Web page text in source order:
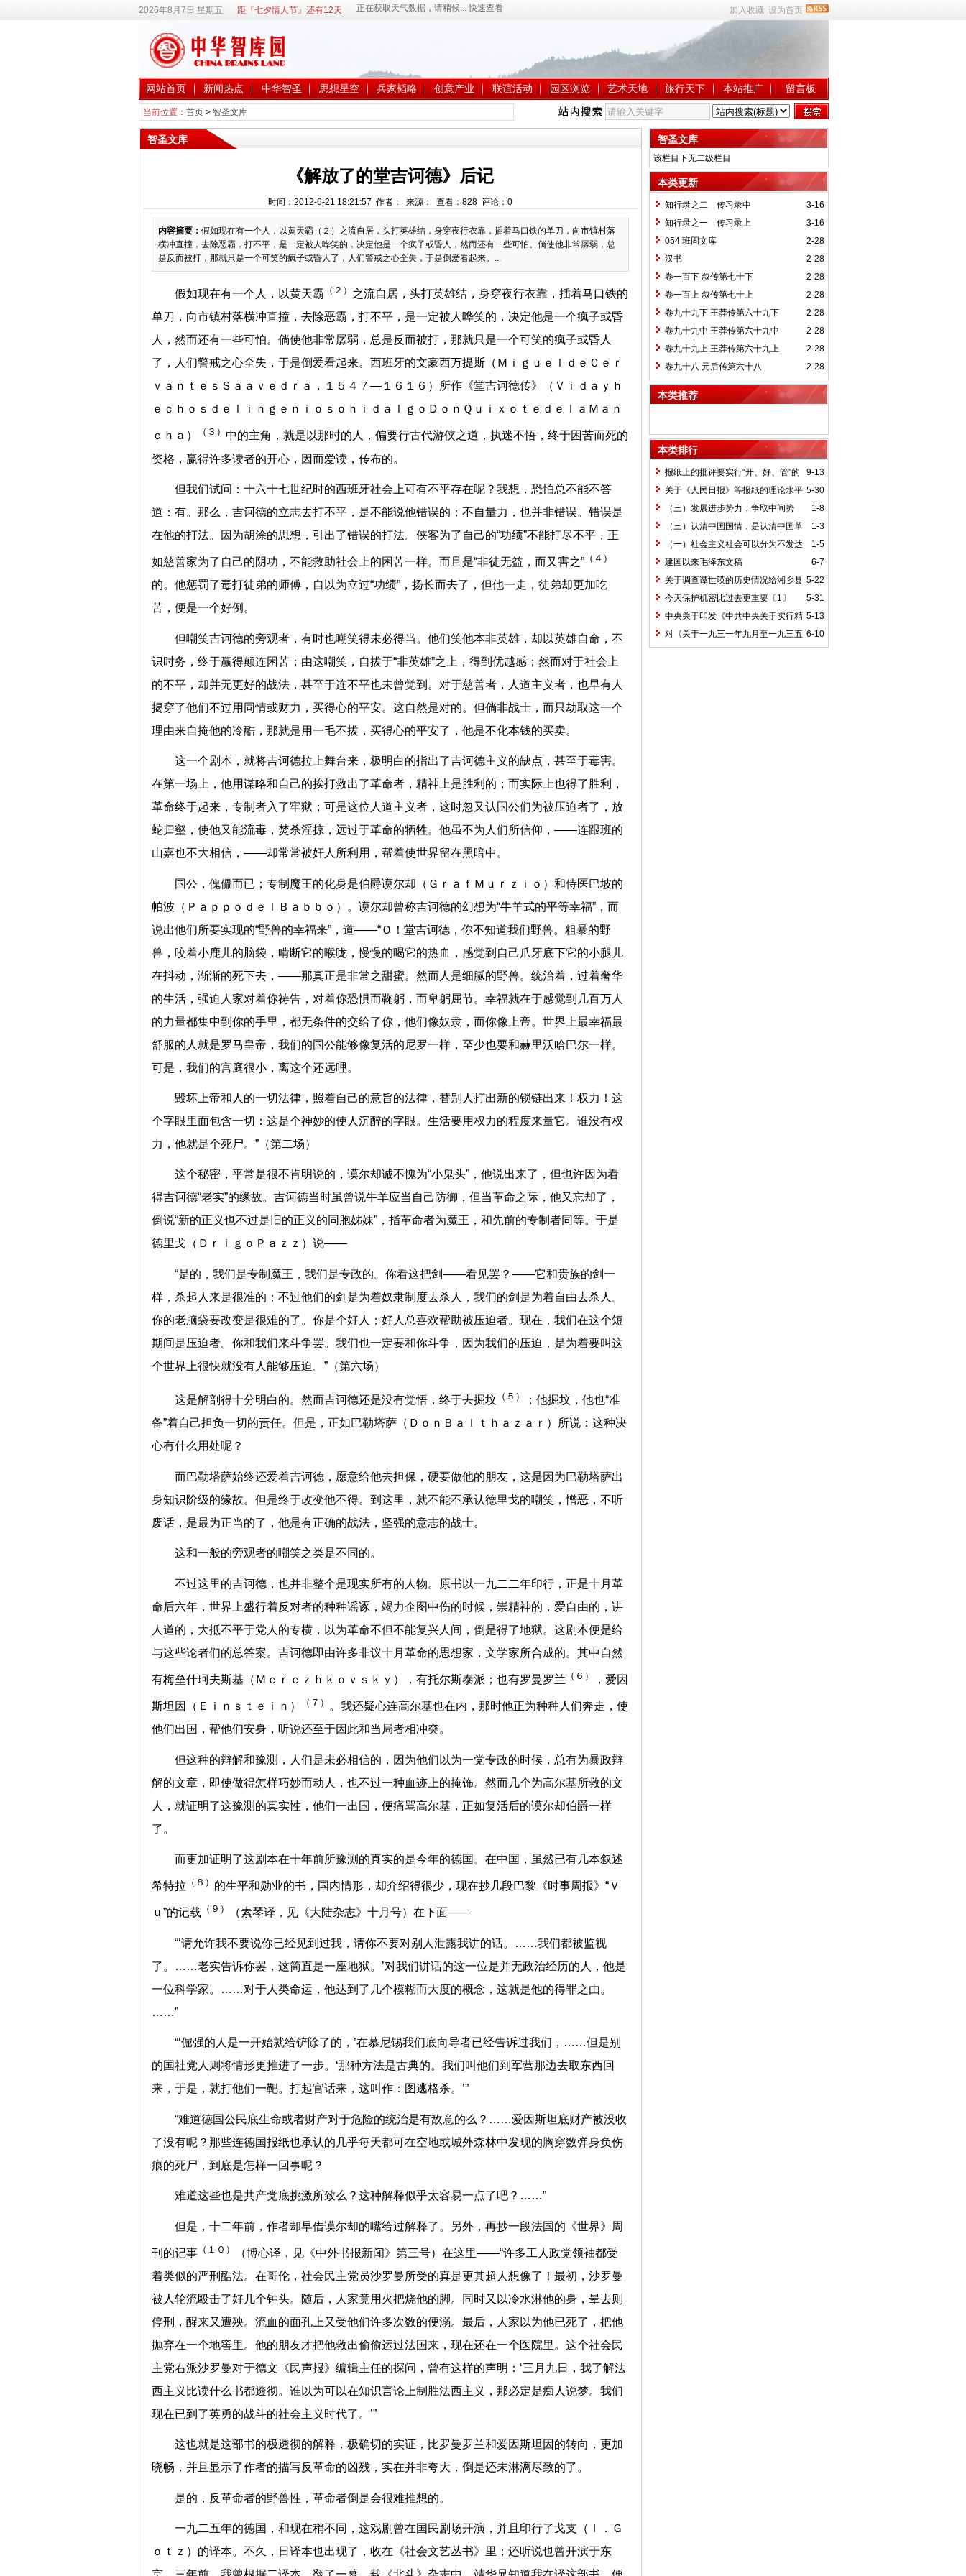
2026年8月7日 星期五 距『七夕情人节』还有12天 加入收藏 设为首页
网站首页 新闻热点 中华智圣 思想星空 兵家韬略 创意产业 联谊活动 园区浏览 艺术天地 旅行天下 本站推广 留言板
当前位置： 首页> 智圣文库
智圣文库
《解放了的堂吉诃德》后记
时间：2012-6-21 18:21:57 作者： 来源： 查看： 828评论： 0
内容摘要： 假如现在有一个人，以黄天霸（２）之流自居，头打英雄结，身穿夜行衣靠，插着马口铁的单刀，向市镇村落
横冲直撞，去除恶霸，打不平，是一定被人哗笑的，决定他是一个疯子或昏人，然而还有一些可怕。倘使他非常孱弱，总
是反而被打，那就只是一个可笑的疯子或昏人了，人们警戒之心全失，于是倒爱看起来。...
假如现在有一个人，以黄天霸 （２） 之流自居，头打英雄结，身穿夜行衣靠，插着马口铁的
单刀，向市镇村落横冲直撞，去除恶霸，打不平，是一定被人哗笑的，决定他是一个疯子或昏
人，然而还有一些可怕。倘使他非常孱弱，总是反而被打，那就只是一个可笑的疯子或昏人
了，人们警戒之心全失，于是倒爱看起来。西班牙的文豪西万提斯（ＭｉｇｕｅｌｄｅＣｅｒ
ｖａｎｔｅｓＳａａｖｅｄｒａ，１５４７—１６１６）所作《堂吉诃德传》（Ｖｉｄａｙｈ
ｅｃｈｏｓｄｅｌｉｎｇｅｎｉｏｓｏｈｉｄａｌｇｏＤｏｎＱｕｉｘｏｔｅｄｅｌａＭａｎ
ｃｈａ） （３） 中的主角，就是以那时的人，偏要行古代游侠之道，执迷不悟，终于困苦而死的
资格，赢得许多读者的开心，因而爱读，传布的。
但我们试问：十六十七世纪时的西班牙社会上可有不平存在呢？我想，恐怕总不能不答
道：有。那么，吉诃德的立志去打不平，是不能说他错误的；不自量力，也并非错误。错误是
在他的打法。因为胡涂的思想，引出了错误的打法。侠客为了自己的“功绩”不能打尽不平，正
如慈善家为了自己的阴功，不能救助社会上的困苦一样。而且是“非徒无益，而又害之”（４）
的。他惩罚了毒打徒弟的师傅，自以为立过“功绩”，扬长而去了，但他一走，徒弟却更加吃
苦，便是一个好例。
但嘲笑吉诃德的旁观者，有时也嘲笑得未必得当。他们笑他本非英雄，却以英雄自命，不
识时务，终于赢得颠连困苦；由这嘲笑，自拔于“非英雄”之上，得到优越感；然而对于社会上
的不平，却并无更好的战法，甚至于连不平也未曾觉到。对于慈善者，人道主义者，也早有人
揭穿了他们不过用同情或财力，买得心的平安。这自然是对的。但倘非战士，而只劫取这一个
理由来自掩他的冷酷，那就是用一毛不拔，买得心的平安了，他是不化本钱的买卖。
这一个剧本，就将吉诃德拉上舞台来，极明白的指出了吉诃德主义的缺点，甚至于毒害。
在第一场上，他用谋略和自己的挨打救出了革命者，精神上是胜利的；而实际上也得了胜利，
革命终于起来，专制者入了牢狱；可是这位人道主义者，这时忽又认国公们为被压迫者了，放
蛇归壑，使他又能流毒，焚杀淫掠，远过于革命的牺牲。他虽不为人们所信仰，——连跟班的
山嘉也不大相信，——却常常被奸人所利用，帮着使世界留在黑暗中。
国公，傀儡而已；专制魔王的化身是伯爵谟尔却（ＧｒａｆＭｕｒｚｉｏ）和侍医巴坡的
帕波（ＰａｐｐｏｄｅｌＢａｂｂｏ）。谟尔却曾称吉诃德的幻想为“牛羊式的平等幸福”，而
说出他们所要实现的“野兽的幸福来”，道——“Ｏ！堂吉诃德，你不知道我们野兽。粗暴的野
兽，咬着小鹿儿的脑袋，啃断它的喉咙，慢慢的喝它的热血，感觉到自己爪牙底下它的小腿儿
在抖动，渐渐的死下去，——那真正是非常之甜蜜。然而人是细腻的野兽。统治着，过着奢华
的生活，强迫人家对着你祷告，对着你恐惧而鞠躬，而卑躬屈节。幸福就在于感觉到几百万人
的力量都集中到你的手里，都无条件的交给了你，他们像奴隶，而你像上帝。世界上最幸福最
舒服的人就是罗马皇帝，我们的国公能够像复活的尼罗一样，至少也要和赫里沃哈巴尔一样。
可是，我们的宫庭很小，离这个还远哩。
毁坏上帝和人的一切法律，照着自己的意旨的法律，替别人打出新的锁链出来！权力！这
个字眼里面包含一切：这是个神妙的使人沉醉的字眼。生活要用权力的程度来量它。谁没有权
力，他就是个死尸。”（第二场）
这个秘密，平常是很不肯明说的，谟尔却诚不愧为“小鬼头”，他说出来了，但也许因为看
得吉诃德“老实”的缘故。吉诃德当时虽曾说牛羊应当自己防御，但当革命之际，他又忘却了，
倒说“新的正义也不过是旧的正义的同胞姊妹”，指革命者为魔王，和先前的专制者同等。于是
德里戈（ＤｒｉｇｏＰａｚｚ）说——
“是的，我们是专制魔王，我们是专政的。你看这把剑——看见罢？——它和贵族的剑一
样，杀起人来是很准的；不过他们的剑是为着奴隶制度去杀人，我们的剑是为着自由去杀人。
你的老脑袋要改变是很难的了。你是个好人；好人总喜欢帮助被压迫者。现在，我们在这个短
期间是压迫者。你和我们来斗争罢。我们也一定要和你斗争，因为我们的压迫，是为着要叫这
个世界上很快就没有人能够压迫。”（第六场）
这是解剖得十分明白的。然而吉诃德还是没有觉悟，终于去掘坟（５）
；他掘坟，他也“准
备”着自己担负一切的责任。但是，正如巴勒塔萨（ＤｏｎＢａｌｔｈａｚａｒ）所说：这种决
心有什么用处呢？
而巴勒塔萨始终还爱着吉诃德，愿意给他去担保，硬要做他的朋友，这是因为巴勒塔萨出
身知识阶级的缘故。但是终于改变他不得。到这里，就不能不承认德里戈的嘲笑，憎恶，不听
废话，是最为正当的了，他是有正确的战法，坚强的意志的战士。
这和一般的旁观者的嘲笑之类是不同的。
不过这里的吉诃德，也并非整个是现实所有的人物。原书以一九二二年印行，正是十月革
命后六年，世界上盛行着反对者的种种谣诼，竭力企图中伤的时候，崇精神的，爱自由的，讲
人道的，大抵不平于党人的专横，以为革命不但不能复兴人间，倒是得了地狱。这剧本便是给
与这些论者们的总答案。吉诃德即由许多非议十月革命的思想家，文学家所合成的。其中自然
有梅垒什珂夫斯基（Ｍｅｒｅｚｈｋｏｖｓｋｙ），有托尔斯泰派；也有罗曼罗兰 （６） ，爱因
斯坦因（Ｅｉｎｓｔｅｉｎ） （７）
。我还疑心连高尔基也在内，那时他正为种种人们奔走，使
他们出国，帮他们安身，听说还至于因此和当局者相冲突。
但这种的辩解和豫测，人们是未必相信的，因为他们以为一党专政的时候，总有为暴政辩
解的文章，即使做得怎样巧妙而动人，也不过一种血迹上的掩饰。然而几个为高尔基所救的文
人，就证明了这豫测的真实性，他们一出国，便痛骂高尔基，正如复活后的谟尔却伯爵一样
了。
而更加证明了这剧本在十年前所豫测的真实的是今年的德国。在中国，虽然已有几本叙述
希特拉 （８） 的生平和勋业的书，国内情形，却介绍得很少，现在抄几段巴黎《时事周报》“Ｖ
ｕ”的记载 （９） （素琴译，见《大陆杂志》十月号）在下面——
“‘请允许我不要说你已经见到过我，请你不要对别人泄露我讲的话。……我们都被监视
了。……老实告诉你罢，这简直是一座地狱。’对我们讲话的这一位是并无政治经历的人，他是
一位科学家。……对于人类命运，他达到了几个模糊而大度的概念，这就是他的得罪之由。
……”
“‘倔强的人是一开始就给铲除了的，’在慕尼锡我们底向导者已经告诉过我们，……但是别
的国社党人则将情形更推进了一步。‘那种方法是古典的。我们叫他们到军营那边去取东西回
来，于是，就打他们一靶。打起官话来，这叫作：图逃格杀。’”
“难道德国公民底生命或者财产对于危险的统治是有敌意的么？……爱因斯坦底财产被没收
了没有呢？那些连德国报纸也承认的几乎每天都可在空地或城外森林中发现的胸穿数弹身负伤
痕的死尸，到底是怎样一回事呢？
难道这些也是共产党底挑激所致么？这种解释似乎太容易一点了吧？……”
但是，十二年前，作者却早借谟尔却的嘴给过解释了。另外，再抄一段法国的《世界》周
刊的记事 （１０）
（博心译，见《中外书报新闻》第三号）在这里——“许多工人政党领袖都受
着类似的严刑酷法。在哥伦，社会民主党员沙罗曼所受的真是更其超人想像了！最初，沙罗曼
被人轮流殴击了好几个钟头。随后，人家竟用火把烧他的脚。同时又以冷水淋他的身，晕去则
停刑，醒来又遭殃。流血的面孔上又受他们许多次数的便溺。最后，人家以为他已死了，把他
抛弃在一个地窖里。他的朋友才把他救出偷偷运过法国来，现在还在一个医院里。这个社会民
主党右派沙罗曼对于德文《民声报》编辑主任的探问，曾有这样的声明：‘三月九日，我了解法
西主义比读什么书都透彻。谁以为可以在知识言论上制胜法西主义，那必定是痴人说梦。我们
现在已到了英勇的战斗的社会主义时代了。’”
这也就是这部书的极透彻的解释，极确切的实证，比罗曼罗兰和爱因斯坦因的转向，更加
晓畅，并且显示了作者的描写反革命的凶残，实在并非夸大，倒是还未淋漓尽致的了。
是的，反革命者的野兽性，革命者倒是会很难推想的。
一九二五年的德国，和现在稍不同，这戏剧曾在国民剧场开演，并且印行了戈支（Ｉ．Ｇ
ｏｔｚ）的译本。不久，日译本也出现了，收在《社会文艺丛书》里；还听说也曾开演于东
智圣文库
该栏目下无二级栏目
本类更新
3-16
知行录之二 传习录中
3-16
知行录之一 传习录上
2-28
054 班固文库
2-28
汉书
2-28
卷一百下 叙传第七十下
2-28
卷一百上 叙传第七十上
2-28
卷九十九下 王莽传第六十九下
2-28
卷九十九中 王莽传第六十九中
2-28
卷九十九上 王莽传第六十九上
2-28
卷九十八 元后传第六十八
本类推荐
本类排行
9-13
报纸上的批评要实行“开、好、管”的
方针*
5-30
关于《人民日报》等报纸的理论水平
的批语〔1〕
1-8
（三）发展进步势力，争取中间势
力，孤立顽固势力
1-3
（三）认清中国国情，是认清中国革
命一切问题的基本依据
1-5
（一）社会主义社会可以分为不发达
和比较发达两个阶段
6-7
建国以来毛泽东文稿
5-22
关于调查谭世瑛的历史情况给湘乡县
委的信和给谭世瑛的复信
5-31
今天保护机密比过去更重要〔1〕
5-13
中央关于印发《中共中央关于实行精
兵简政、增产节约、反对贪污、反对浪费
和反对官僚主义的决定》的通知和毛泽东
6-10
对《关于一九三一年九月至一九三五